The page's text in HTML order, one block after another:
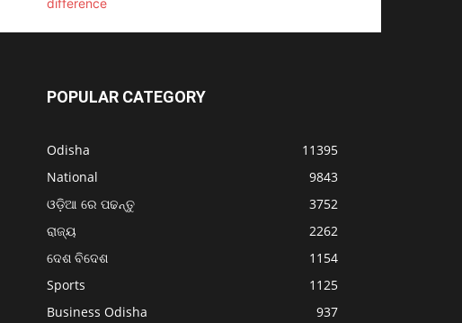
POPULAR CATEGORY
Odisha
11395
National
9843
ଓଡ଼ିଆ ରେ ପଢନ୍ତୁ
3752
ରାଜ୍ୟ
2262
ଦେଶ ବିଦେଶ
1154
Sports
1125
Business Odisha
937